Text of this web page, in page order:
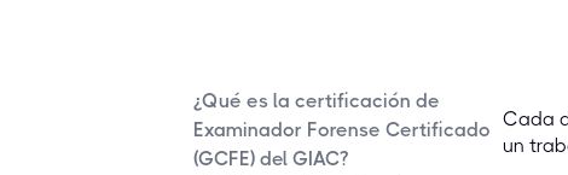
¿Qué es la certificación de
Examinador Forense Certificado
(GCFE) del GIAC?
Cada
un